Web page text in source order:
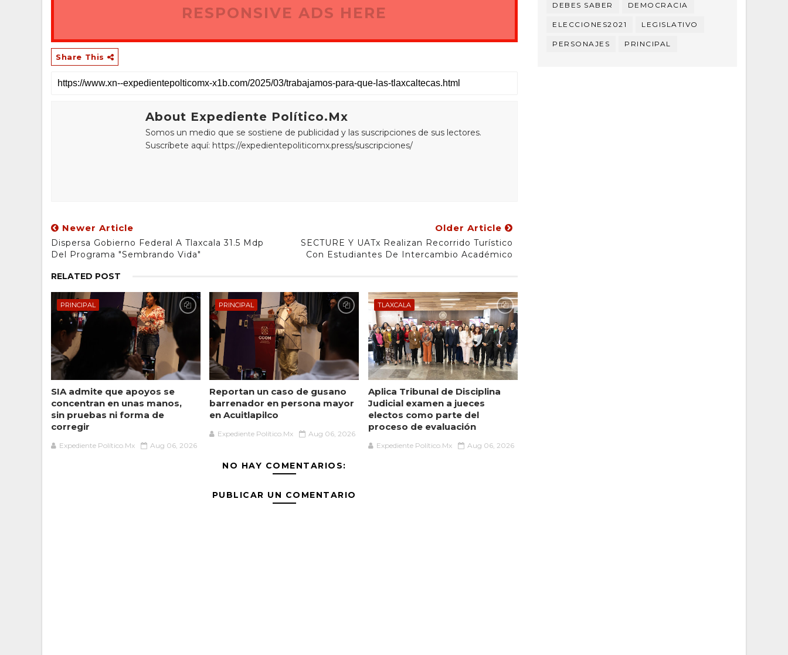
RESPONSIVE ADS HERE
Share This
About Expediente Político.Mx
Somos un medio que se sostiene de publicidad y las suscripciones de sus lectores.
Suscríbete aquí: https://expedientepoliticomx.press/suscripciones/
Newer Article
Dispersa Gobierno Federal A Tlaxcala 31.5 Mdp
Del Programa "Sembrando Vida"
Older Article
SECTURE Y UATx Realizan Recorrido Turístico
Con Estudiantes De Intercambio Académico
RELATED POST
PRINCIPAL
SIA admite que apoyos se
concentran en unas manos,
sin pruebas ni forma de
corregir
Expediente Político.Mx Aug 06, 2026
PRINCIPAL
Reportan un caso de gusano
barrenador en persona mayor
en Acuitlapilco
Expediente Político.Mx Aug 06, 2026
TLAXCALA
Aplica Tribunal de Disciplina
Judicial examen a jueces
electos como parte del
proceso de evaluación
Expediente Político.Mx Aug 06, 2026
NO HAY COMENTARIOS:
PUBLICAR UN COMENTARIO
DEBES SABER DEMOCRACIA
ELECCIONES2021 LEGISLATIVO
PERSONAJES PRINCIPAL